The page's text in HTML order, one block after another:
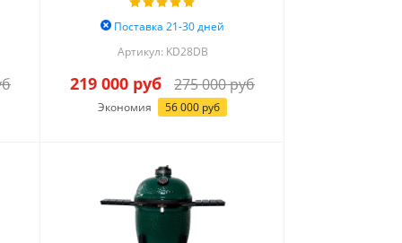
Поставка 21-30 дней
Артикул: KD28DB
219 000 руб 275 000руб
Экономия 56 000 руб